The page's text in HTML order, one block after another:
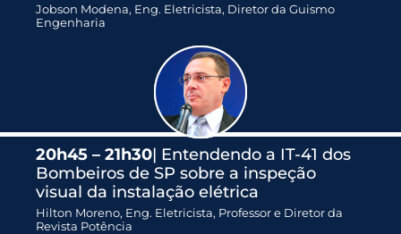
Jobson Modena, Eng. Eletricista, Diretor da Guismo
Engenharia
20h45 – 21h30| Entendendo a IT-41 dos
Bombeiros de SP sobre a inspeção
visual da instalação elétrica
Hilton Moreno, Eng. Eletricista, Professor e Diretor da
Revista Potência